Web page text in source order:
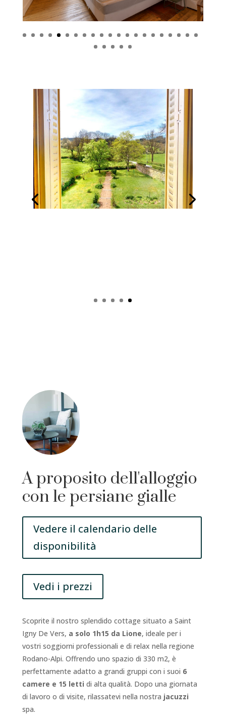
A proposito dell'alloggio
con le persiane gialle
Vedere il calendario delle
disponibilità
Vedi i prezzi
Scoprite il nostro splendido cottage situato a Saint
Igny De Vers, a solo 1h15 da Lione, ideale per i
vostri soggiorni professionali e di relax nella regione
Rodano-Alpi. Offrendo uno spazio di 330 m2, è
perfettamente adatto a grandi gruppi con i suoi 6
camere e 15 letti di alta qualità. Dopo una giornata
di lavoro o di visite, rilassatevi nella nostra jacuzzi
spa.